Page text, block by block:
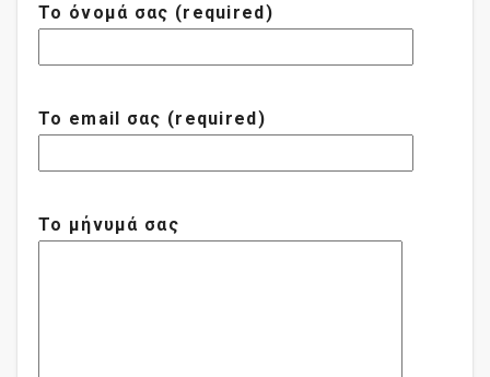
Το όνομά σας (required)
Το email σας (required)
Το μήνυμά σας